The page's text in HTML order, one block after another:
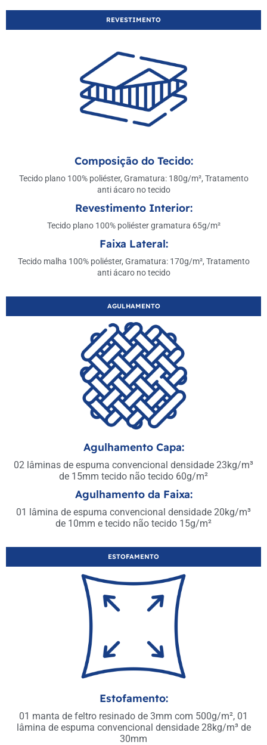
REVESTIMENTO
Composição do Tecido:
Tecido plano 100% poliéster, Gramatura: 180g/m², Tratamento
anti ácaro no tecido
Revestimento Interior:
Tecido plano 100% poliéster gramatura 65g/m²
Faixa Lateral:
Tecido malha 100% poliéster, Gramatura: 170g/m², Tratamento
anti ácaro no tecido
AGULHAMENTO
Agulhamento Capa:
02 lâminas de espuma convencional densidade 23kg/m³
de 15mm tecido não tecido 60g/m²
Agulhamento da Faixa:
01 lâmina de espuma convencional densidade 20kg/m³
de 10mm e tecido não tecido 15g/m²
ESTOFAMENTO
Estofamento:
01 manta de feltro resinado de 3mm com 500g/m², 01
lâmina de espuma convencional densidade 28kg/m³ de
30mm